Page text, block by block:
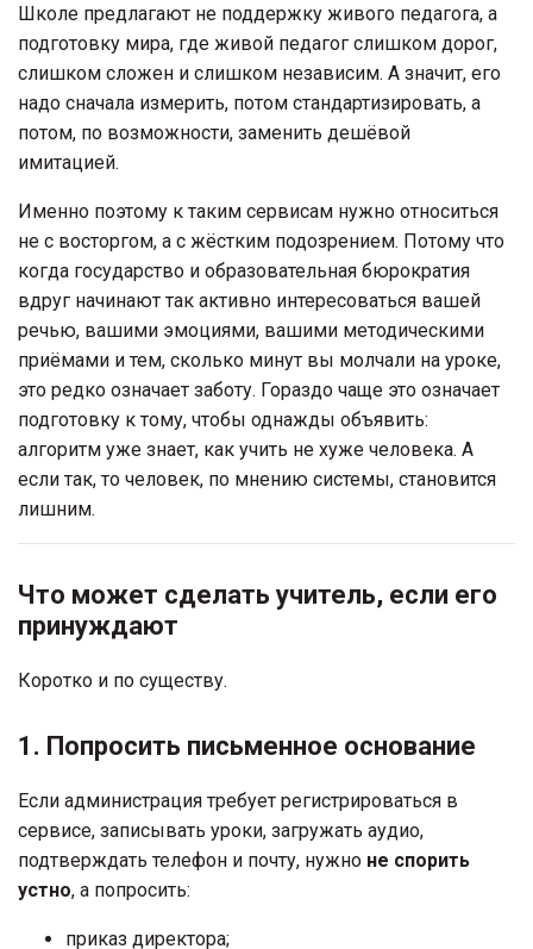
Школе предлагают не поддержку живого педагога, а
подготовку мира, где живой педагог слишком дорог,
слишком сложен и слишком независим. А значит, его
надо сначала измерить, потом стандартизировать, а
потом, по возможности, заменить дешёвой
имитацией.
Именно поэтому к таким сервисам нужно относиться
не с восторгом, а с жёстким подозрением. Потому что
когда государство и образовательная бюрократия
вдруг начинают так активно интересоваться вашей
речью, вашими эмоциями, вашими методическими
приёмами и тем, сколько минут вы молчали на уроке,
это редко означает заботу. Гораздо чаще это означает
подготовку к тому, чтобы однажды объявить:
алгоритм уже знает, как учить не хуже человека. А
если так, то человек, по мнению системы, становится
лишним.
Что может сделать учитель, если его
принуждают
Коротко и по существу.
1. Попросить письменное основание
Если администрация требует регистрироваться в
сервисе, записывать уроки, загружать аудио,
подтверждать телефон и почту, нужно не спорить
устно, а попросить:
приказ директора;